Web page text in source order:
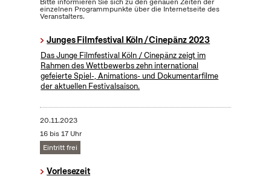
einzelnen Programmpunkte über die Internetseite des
Veranstalters.
Junges Filmfestival Köln / Cinepänz 2023
Das Junge Filmfestival Köln / Cinepänz zeigt im
Rahmen des Wettbewerbs zehn international
gefeierte Spiel-, Animations- und Dokumentarfilme
der aktuellen Festivalsaison.
20.11.2023
16 bis 17 Uhr
Eintritt frei
Vorlesezeit